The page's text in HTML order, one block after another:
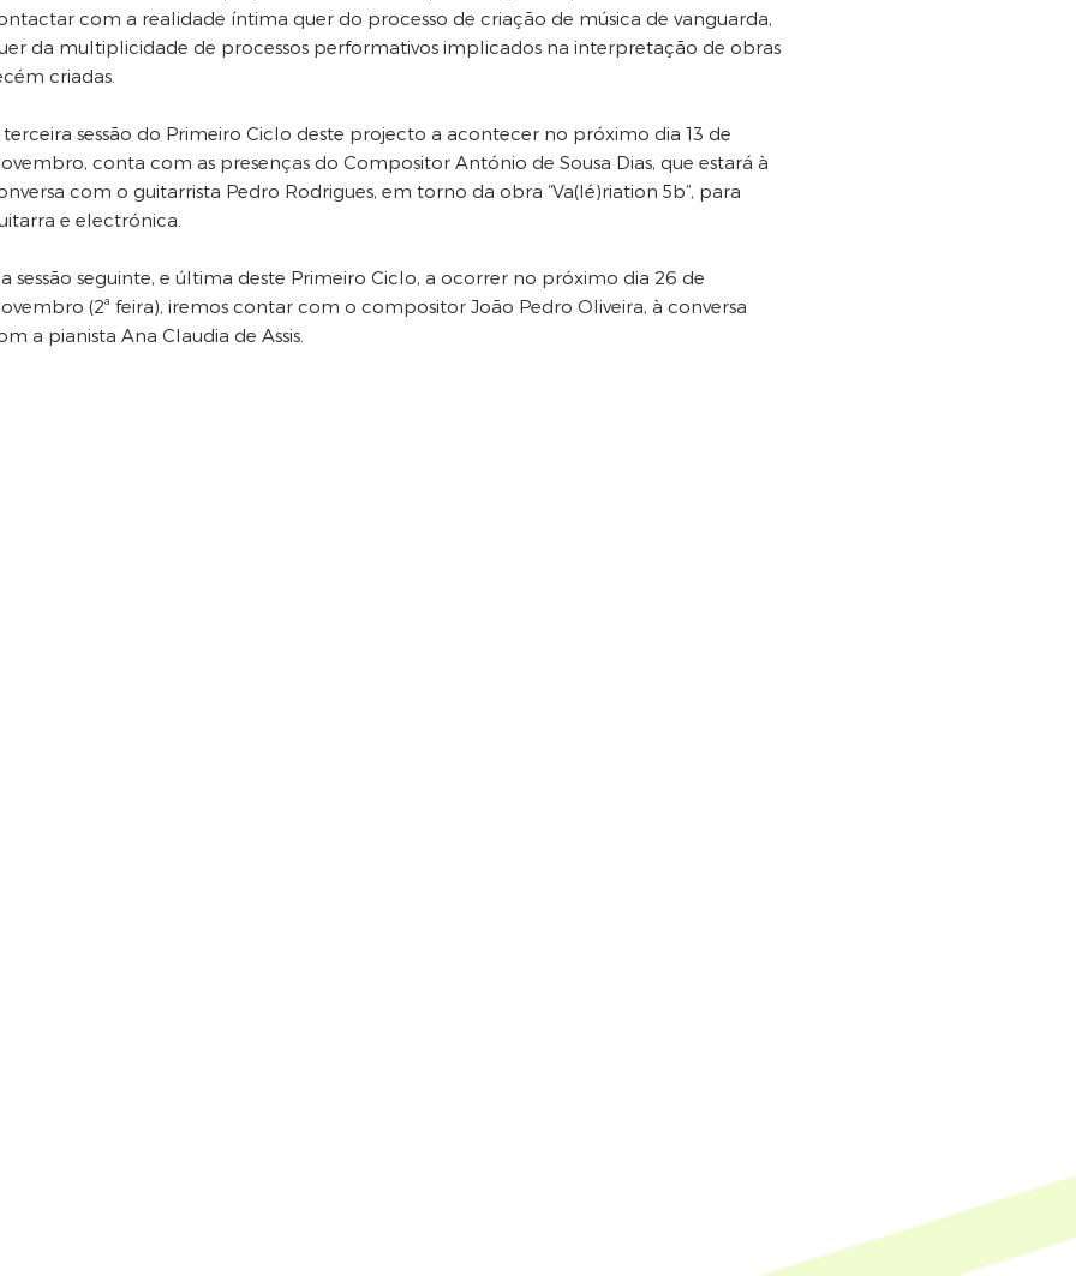
com a realidade íntima quer do processo de criação de música de vanguarda,
da multiplicidade de processos performativos implicados na interpretação de obras
criadas.
terceira sessão do Primeiro Ciclo deste projecto a acontecer no próximo dia 13 de
conta com as presenças do Compositor António de Sousa Dias, que estará à
com o guitarrista Pedro Rodrigues, em torno da obra “Va(lé)riation 5b”, para
e electrónica.
sessão seguinte, e última deste Primeiro Ciclo, a ocorrer no próximo dia 26 de
(2ª feira), iremos contar com o compositor João Pedro Oliveira, à conversa
a pianista Ana Claudia de Assis.